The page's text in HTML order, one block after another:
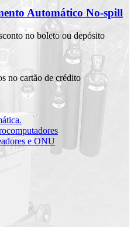
Automático No-spill
no boleto ou depósito
no cartão de crédito
e ONU